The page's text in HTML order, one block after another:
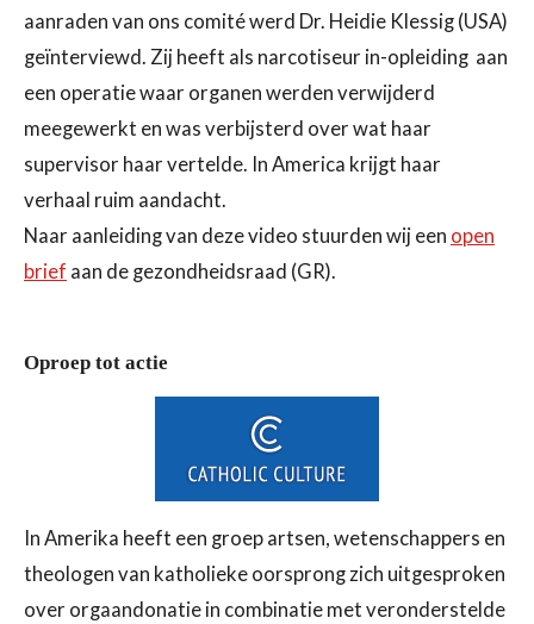
aanraden van ons comité werd Dr. Heidie Klessig (USA)
geïnterviewd. Zij heeft als narcotiseur in-opleiding aan
een operatie waar organen werden verwijderd
meegewerkt en was verbijsterd over wat haar
supervisor haar vertelde. In America krijgt haar
verhaal ruim aandacht.
Naar aanleiding van deze video stuurden wij een open
brief aan de gezondheidsraad (GR).
Oproep tot actie
In Amerika heeft een groep artsen, wetenschappers en
theologen van katholieke oorsprong zich uitgesproken
over orgaandonatie in combinatie met veronderstelde